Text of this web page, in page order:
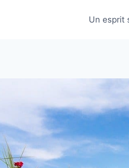
Un esprit